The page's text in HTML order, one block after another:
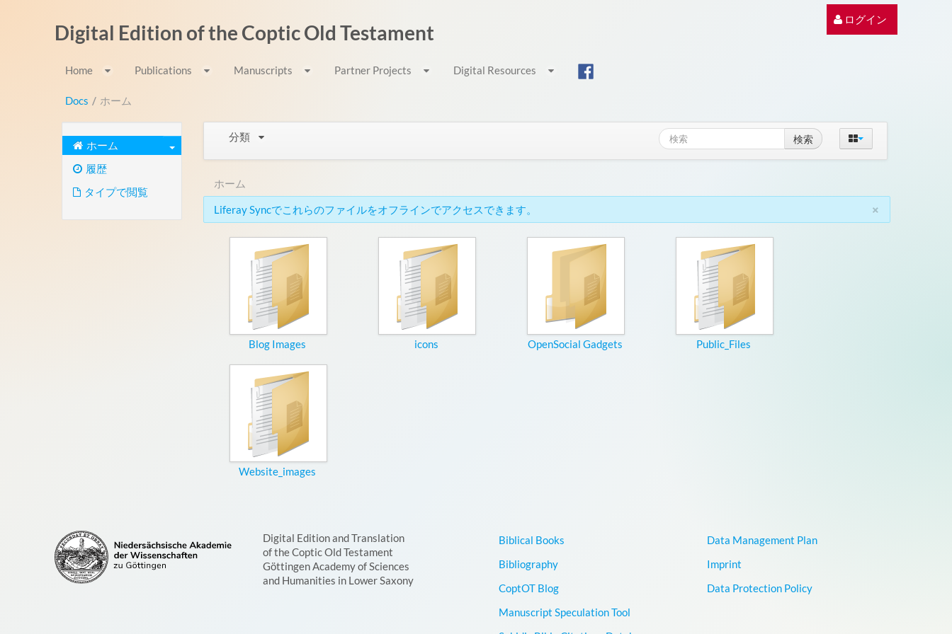
ログイン
Digital Edition of the Coptic Old Testament
Home Publications Manuscripts Partner Projects Digital Resources
Docs / ホーム
ホーム
履歴
タイプで閲覧
分類 検索
ホーム
×
Liferay Syncでこれらのファイルをオフラインでアクセスできます。
Blog Images icons OpenSocial Gadgets Public_Files
Website_images
Digital Edition and Translation
of the Coptic Old Testament
Göttingen Academy of Sciences
and Humanities in Lower Saxony
Biblical Books
Bibliography
CoptOT Blog
Manuscript Speculation Tool
Data Management Plan
Imprint
Data Protection Policy